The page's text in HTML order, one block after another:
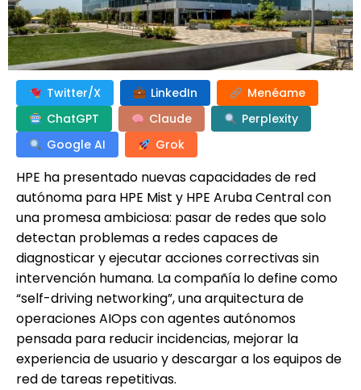
Twitter/X LinkedIn
Menéame
ChatGPT
Claude
Perplexity
Google AI
Grok
HPE ha presentado nuevas capacidades de red
autónoma para HPE Mist y HPE Aruba Central con
una promesa ambiciosa: pasar de redes que solo
detectan problemas a redes capaces de
diagnosticar y ejecutar acciones correctivas sin
intervención humana. La compañía lo define como
“self-driving networking”, una arquitectura de
operaciones AIOps con agentes autónomos
pensada para reducir incidencias, mejorar la
experiencia de usuario y descargar a los equipos de
red de tareas repetitivas.